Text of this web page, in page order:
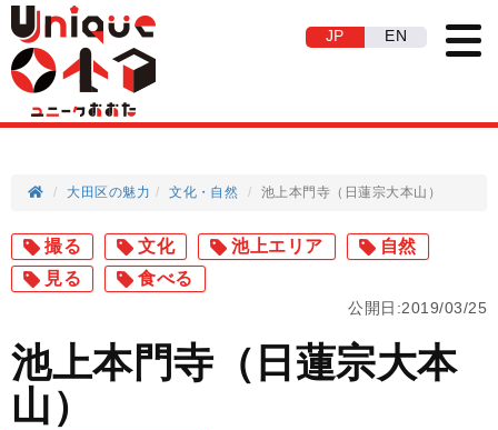
JP EN
大田区の魅力 文化 自然 池上本門寺（日蓮宗大本山）
撮る 文化 池上エリア
自然
見る
食べる
公開日:2019/03/25
池上本門寺（日蓮宗大本
山）